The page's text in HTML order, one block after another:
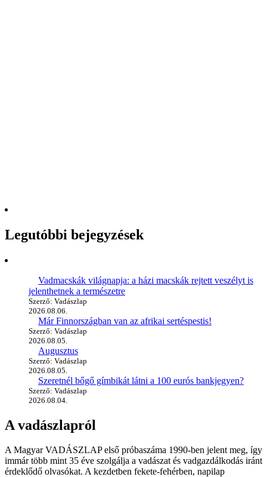
Legutóbbi bejegyzések
Vadmacskák világnapja: a házi macskák rejtett veszélyt is
jelenthetnek a természetre
Szerző: Vadászlap
2026.08.06.
Már Finnországban van az afrikai sertéspestis!
Szerző: Vadászlap
2026.08.05.
Augusztus
Szerző: Vadászlap
2026.08.05.
Szeretnél bőgő gímbikát látni a 100 eurós bankjegyen?
Szerző: Vadászlap
2026.08.04.
A vadászlapról
A Magyar VADÁSZLAP első próbaszáma 1990-ben jelent meg, így
immár több mint 35 éve szolgálja a vadászat és vadgazdálkodás iránt
érdeklődő olvasókat. A kezdetben fekete-fehérben, napilap